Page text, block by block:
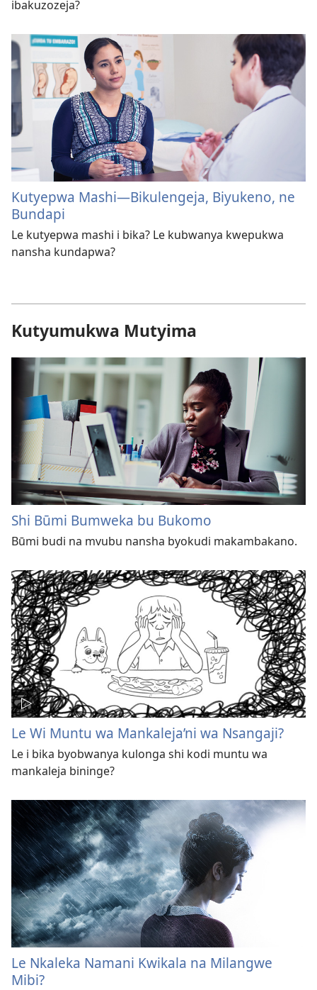
ibakuzozeja?
Kutyepwa Mashi—Bikulengeja, Biyukeno, ne
Bundapi
Le kutyepwa mashi i bika? Le kubwanya kwepukwa
nansha kundapwa?
Kutyumukwa Mutyima
Shi Būmi Bumweka bu Bukomo
Būmi budi na mvubu nansha byokudi makambakano.
Le Wi Muntu wa Mankaleja’ni wa Nsangaji?
Le i bika byobwanya kulonga shi kodi muntu wa
mankaleja bininge?
Le Nkaleka Namani Kwikala na Milangwe
Mibi?